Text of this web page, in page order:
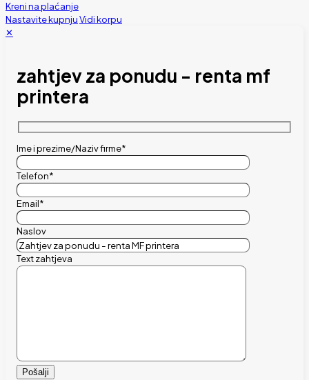
Kreni na plaćanje
Nastavite kupnjuVidi korpu
✕
zahtjev za ponudu - renta mf
printera
Ime i prezime/Naziv firme*
Telefon*
Email*
Naslov
Text zahtjeva